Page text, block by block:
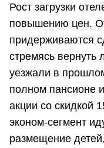
Рост загрузки
повышению цен.
придерживаются
стремясь вернуть
уезжали в
полном пансионе
акции со скидкой
эконом-сегмент
размещение